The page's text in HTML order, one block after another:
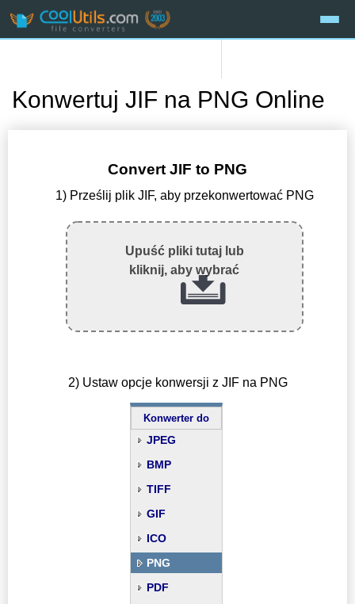
Konwertuj JIF na PNG Online
Convert JIF to PNG
1) Prześlij plik JIF, aby przekonwertować PNG
Upuść pliki tutaj lub
kliknij, aby wybrać
2) Ustaw opcje konwersji z JIF na PNG
Konwerter do
JPEG
BMP
TIFF
GIF
ICO
PNG
PDF